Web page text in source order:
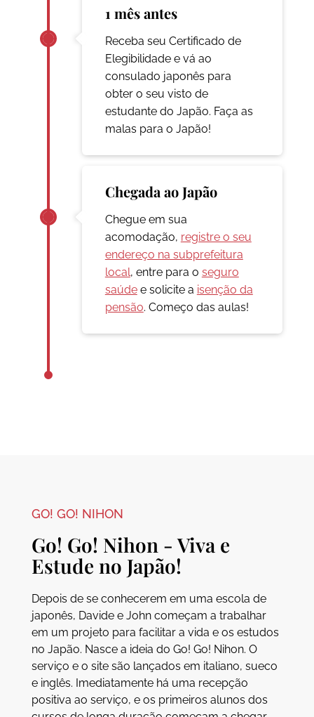
1 mês antes
Receba seu Certificado de
Elegibilidade e vá ao
consulado japonês para
obter o seu visto de
estudante do Japão. Faça as
malas para o Japão!
Chegada ao Japão
Chegue em sua
acomodação, registre o seu
endereço na subprefeitura
local, entre para o seguro
saúdee solicite a isenção da
pensão. Começo das aulas!
GO! GO! NIHON
Go! Go! Nihon - Viva e
Estude no Japão!
Depois de se conhecerem em uma escola de
japonês, Davide e John começam a trabalhar
em um projeto para facilitar a vida e os estudos
no Japão. Nasce a ideia do Go! Go! Nihon. O
serviço e o site são lançados em italiano, sueco
e inglês. Imediatamente há uma recepção
positiva ao serviço, e os primeiros alunos dos